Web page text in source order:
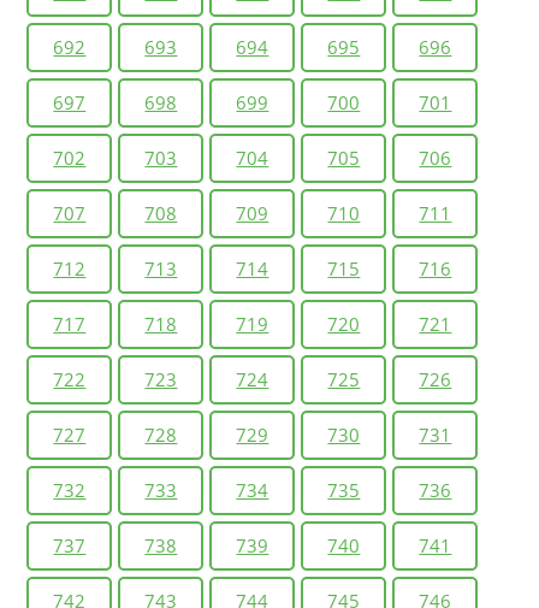
692 693 694 695 696
697 698 699 700 701
702 703 704 705 706
707 708 709 710 711
712 713 714 715 716
717 718 719 720 721
722 723 724 725 726
727 728 729 730 731
732 733 734 735 736
737 738 739 740 741
742 743 744 745 746